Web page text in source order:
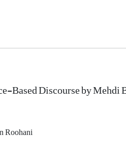
Based Discourse by Mehdi
Roohani